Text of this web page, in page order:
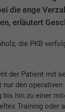
die enge
erläutert
die PKB
der Patient mit
den
bis hin zu einer
Training oder